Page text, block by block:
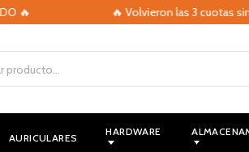
🔥 🔥 Volvieron las 3 cuotas sin
AURICULARES HARDWARE